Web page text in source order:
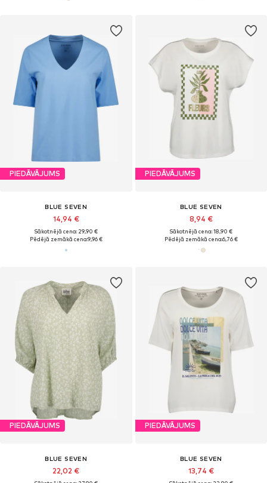
PIEDĀVĀJUMS
BLUE SEVEN
14,94 €
Sākotnējā cena: 29,90 €
Pēdējā zemākā cena:9,96 €
PIEDĀVĀJUMS
BLUE SEVEN
8,94 €
Sākotnējā cena: 18,90 €
Pēdējā zemākā cena:6,76 €
PIEDĀVĀJUMS
BLUE SEVEN
22,02 €
PIEDĀVĀJUMS
BLUE SEVEN
13,74 €